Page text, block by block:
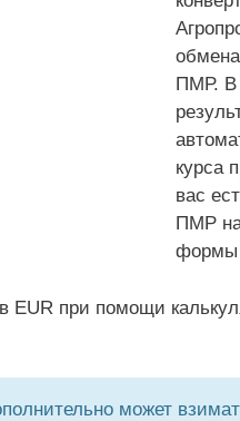
ПМР. В
курса
вас
ПМР
формы
EUR при помощи
может